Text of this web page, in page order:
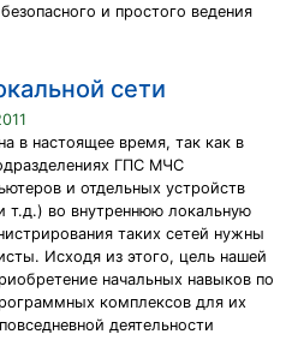
и простого ведения
сети
в настоящее время, так как в
ГПС МЧС
и отдельных устройств
т.д.) во внутреннюю локальную
таких сетей нужны
Исходя из этого, цель нашей
начальных навыков по
комплексов для их
деятельности